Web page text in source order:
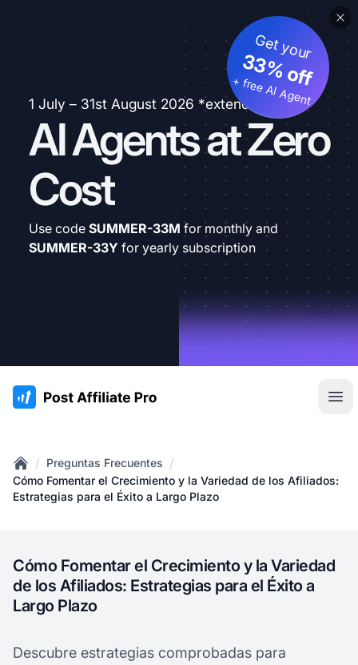
1 July – 31st August 2026 *extended
AI Agents at Zero
Cost
Get your
33% off
+ free AI Agent
Use code SUMMER-33M for monthly and
SUMMER-33Y for yearly subscription
:site.title
Home
/ Preguntas Frecuentes /
Cómo Fomentar el Crecimiento y la Variedad de los Afiliados:
Estrategias para el Éxito a Largo Plazo
Cómo Fomentar el Crecimiento y la Variedad
de los Afiliados: Estrategias para el Éxito a
Largo Plazo
Descubre estrategias comprobadas para